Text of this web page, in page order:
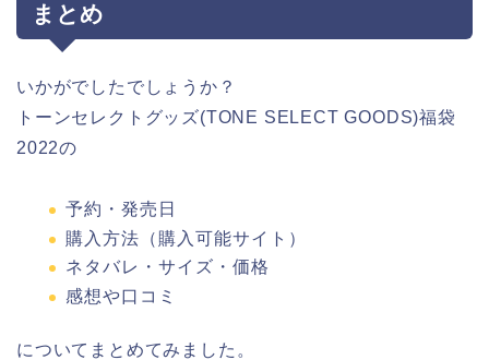
まとめ
いかがでしたでしょうか？
トーンセレクトグッズ(TONE SELECT GOODS)福袋
2022の
予約・発売日
購入方法（購入可能サイト）
ネタバレ・サイズ・価格
感想や口コミ
についてまとめてみました。